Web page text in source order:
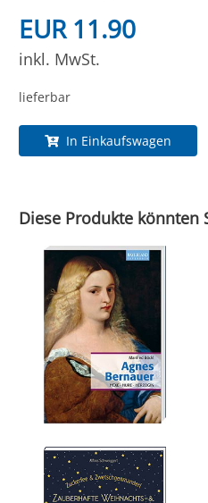
EUR 11.90
inkl. MwSt.
lieferbar
In Einkaufswagen
Diese Produkte könnten